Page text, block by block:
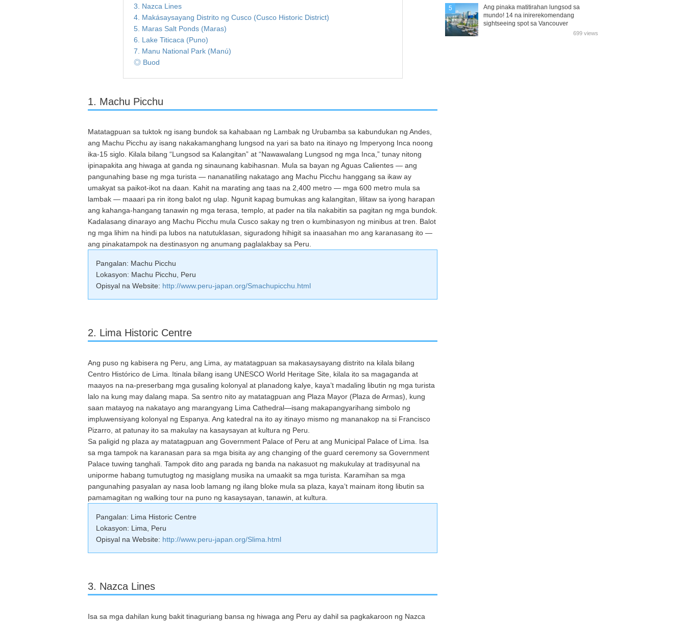
3. Nazca Lines
4. Makásaysayang Distrito ng Cusco (Cusco Historic District)
5. Maras Salt Ponds (Maras)
6. Lake Titicaca (Puno)
7. Manu National Park (Manú)
◎ Buod
1. Machu Picchu
Matatagpuan sa tuktok ng isang bundok sa kahabaan ng Lambak ng Urubamba sa kabundukan ng Andes,
ang Machu Picchu ay isang nakakamanghang lungsod na yari sa bato na itinayo ng Imperyong Inca noong
ika-15 siglo. Kilala bilang “Lungsod sa Kalangitan” at “Nawawalang Lungsod ng mga Inca,” tunay nitong
ipinapakita ang hiwaga at ganda ng sinaunang kabihasnan. Mula sa bayan ng Aguas Calientes — ang
pangunahing base ng mga turista — nananatiling nakatago ang Machu Picchu hanggang sa ikaw ay
umakyat sa paikot-ikot na daan. Kahit na marating ang taas na 2,400 metro — mga 600 metro mula sa
lambak — maaari pa rin itong balot ng ulap. Ngunit kapag bumukas ang kalangitan, lilitaw sa iyong harapan
ang kahanga-hangang tanawin ng mga terasa, templo, at pader na tila nakabitin sa pagitan ng mga bundok.
Kadalasang dinarayo ang Machu Picchu mula Cusco sakay ng tren o kumbinasyon ng minibus at tren. Balot
ng mga lihim na hindi pa lubos na natutuklasan, siguradong hihigit sa inaasahan mo ang karanasang ito —
ang pinakatampok na destinasyon ng anumang paglalakbay sa Peru.
Pangalan: Machu Picchu
Lokasyon: Machu Picchu, Peru
Opisyal na Website: http://www.peru-japan.org/Smachupicchu.html
2. Lima Historic Centre
Ang puso ng kabisera ng Peru, ang Lima, ay matatagpuan sa makasaysayang distrito na kilala bilang
Centro Histórico de Lima. Itinala bilang isang UNESCO World Heritage Site, kilala ito sa magaganda at
maayos na na-preserbang mga gusaling kolonyal at planadong kalye, kaya’t madaling libutin ng mga turista
lalo na kung may dalang mapa. Sa sentro nito ay matatagpuan ang Plaza Mayor (Plaza de Armas), kung
saan matayog na nakatayo ang marangyang Lima Cathedral—isang makapangyarihang simbolo ng
impluwensiyang kolonyal ng Espanya. Ang katedral na ito ay itinayo mismo ng mananakop na si Francisco
Pizarro, at patunay ito sa makulay na kasaysayan at kultura ng Peru.
Sa paligid ng plaza ay matatagpuan ang Government Palace of Peru at ang Municipal Palace of Lima. Isa
sa mga tampok na karanasan para sa mga bisita ay ang changing of the guard ceremony sa Government
Palace tuwing tanghali. Tampok dito ang parada ng banda na nakasuot ng makukulay at tradisyunal na
uniporme habang tumutugtog ng masiglang musika na umaakit sa mga turista. Karamihan sa mga
pangunahing pasyalan ay nasa loob lamang ng ilang bloke mula sa plaza, kaya’t mainam itong libutin sa
pamamagitan ng walking tour na puno ng kasaysayan, tanawin, at kultura.
Pangalan: Lima Historic Centre
Lokasyon: Lima, Peru
Opisyal na Website: http://www.peru-japan.org/Slima.html
3. Nazca Lines
Isa sa mga dahilan kung bakit tinaguriang bansa ng hiwaga ang Peru ay dahil sa pagkakaroon ng Nazca
5
Ang pinaka matitirahan lungsod sa
mundo! 14 na inirerekomendang
sightseeing spot sa Vancouver
699 views